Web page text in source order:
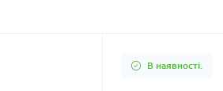
В наявності.